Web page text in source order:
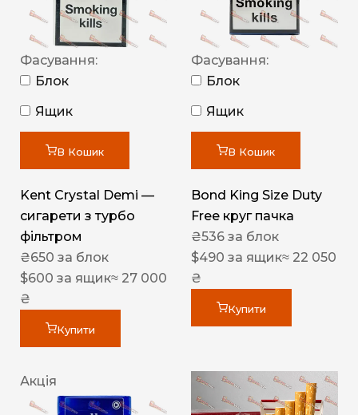
Фасування:
Блок
Ящик
В Кошик
Kent Crystal Demi —
сигарети з турбо
фільтром
₴650 за блок
$600 за ящик≈ 27 000
₴
Купити
Фасування:
Блок
Ящик
В Кошик
Bond King Size Duty
Free круг пачка
₴536 за блок
$490 за ящик≈ 22 050
₴
Купити
Акція